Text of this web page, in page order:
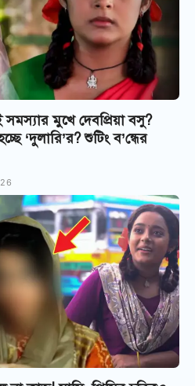
সমস্যার মুখে দেবপ্রিয়া বসু?
‘দুলারি’র? শুটিং ব’ন্ধের